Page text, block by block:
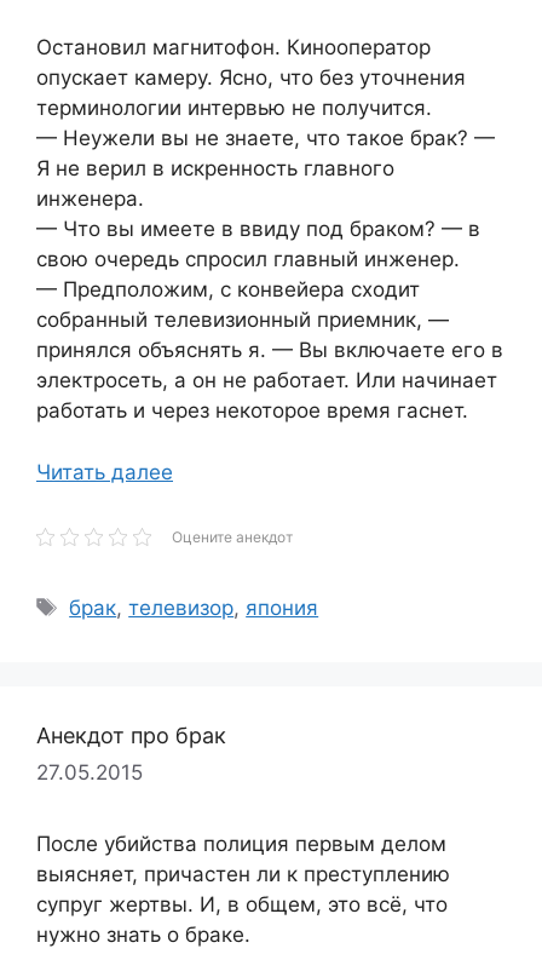
Остановил магнитофон. Кинооператор
опускает камеру. Ясно, что без уточнения
терминологии интервью не получится.
— Неужели вы не знаете, что такое брак? —
Я не верил в искренность главного
инженера.
— Что вы имеете в ввиду под браком? — в
свою очередь спросил главный инженер.
— Предположим, с конвейера сходит
собранный телевизионный приемник, —
принялся объяснять я. — Вы включаете его в
электросеть, а он не работает. Или начинает
работать и через некоторое время гаснет.
Читать далее
Оцените анекдот
Метки
брак,телевизор, япония
Анекдот про брак
27.05.2015
После убийства полиция первым делом
выясняет, причастен ли к преступлению
супруг жертвы. И, в общем, это всё, что
нужно знать о браке.